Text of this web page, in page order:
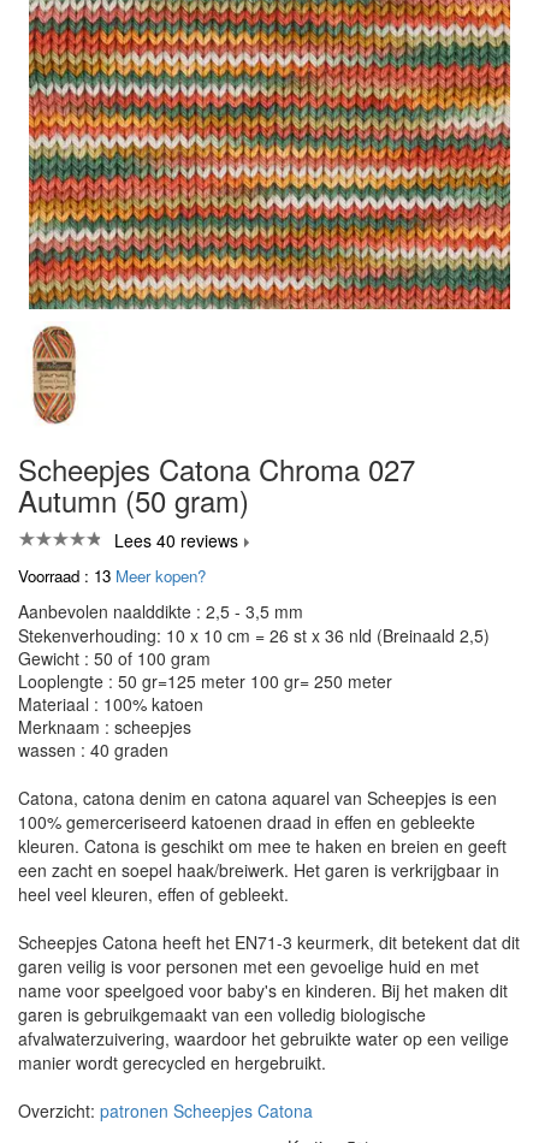
Scheepjes Catona Chroma 027
Autumn (50 gram)
Lees 40 reviews
Voorraad : 13 Meer kopen?
Aanbevolen naalddikte : 2,5 - 3,5 mm
Stekenverhouding: 10 x 10 cm = 26 st x 36 nld (Breinaald 2,5)
Gewicht : 50 of 100 gram
Looplengte : 50 gr=125 meter 100 gr= 250 meter
Materiaal : 100% katoen
Merknaam : scheepjes
wassen : 40 graden
Catona, catona denim en catona aquarel van Scheepjes is een
100% gemerceriseerd katoenen draad in effen en gebleekte
kleuren. Catona is geschikt om mee te haken en breien en geeft
een zacht en soepel haak/breiwerk. Het garen is verkrijgbaar in
heel veel kleuren, effen of gebleekt.
Scheepjes Catona heeft het EN71-3 keurmerk, dit betekent dat dit
garen veilig is voor personen met een gevoelige huid en met
name voor speelgoed voor baby's en kinderen. Bij het maken dit
garen is gebruikgemaakt van een volledig biologische
afvalwaterzuivering, waardoor het gebruikte water op een veilige
manier wordt gerecycled en hergebruikt.
Overzicht: patronen Scheepjes Catona